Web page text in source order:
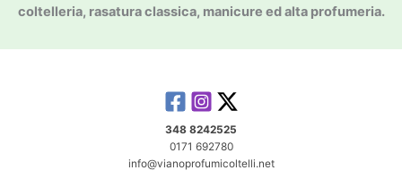
coltelleria, rasatura classica, manicure ed alta profumeria.
348 8242525
0171 692780
info@vianoprofumicoltelli.net